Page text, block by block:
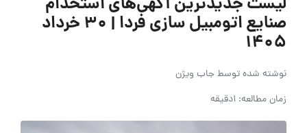
لیست جدیدترین آگهی‌های استخدام
صنایع اتومبیل سازی فردا | ۳۰ خرداد
۱۴۰۵
نوشته شده توسطجاب ویژن
زمان مطالعه: 1دقیقه